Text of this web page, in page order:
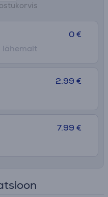
0 €
lähemalt
2.99 €
7.99 €